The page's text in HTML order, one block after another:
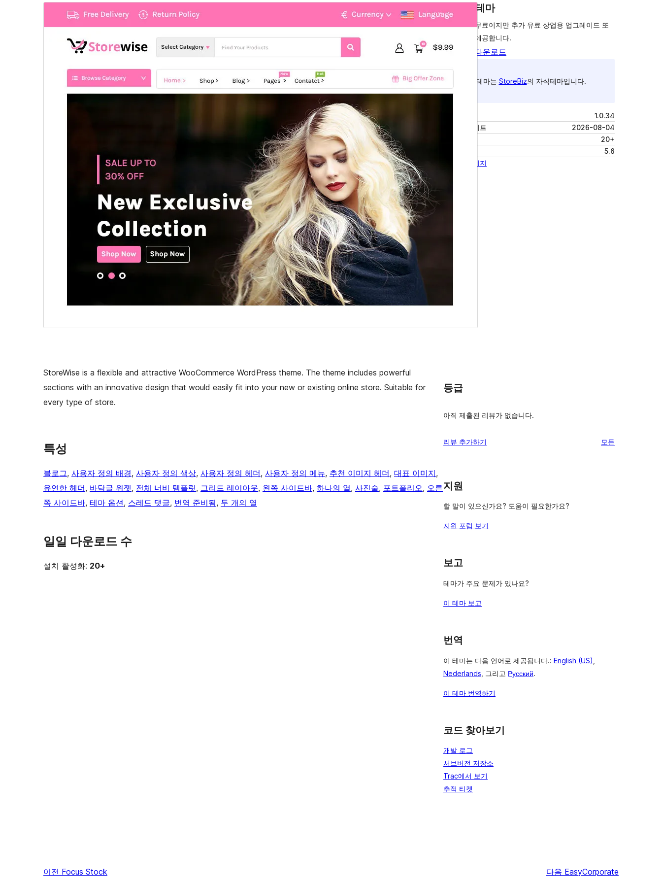
상업용 테마
이 테마는 무료이지만 추가 유료 상업용 업그레이드 또
는 지원을 제공합니다.
미리보기 다운로드
이 테마는 StoreBiz의 자식테마입니다.
1.0.34
최근 업데이트
2026-08-04
20+
5.6
테마 홈페이지
StoreWise is a flexible and attractive WooCommerce WordPress theme. The theme includes powerful
sections with an innovative design that would easily fit into your new or existing online store. Suitable for
every type of store.
특성
블로그, 사용자 정의 배경, 사용자 정의 색상, 사용자 정의 헤더, 사용자 정의 메뉴, 추천 이미지 헤더, 대표 이미지
유연한 헤더, 바닥글 위젯, 전체 너비 템플릿, 그리드 레이아웃, 왼쪽 사이드바, 하나의 열, 사진술, 포트폴리오, 오른
쪽 사이드바, 테마 옵션, 스레드 댓글, 번역 준비됨, 두 개의 열
일일 다운로드 수
설치 활성화: 20+
등급
아직 제출된 리뷰가 없습니다.
리뷰 추가하기 모든
지원
할 말이 있으신가요? 도움이 필요한가요?
지원 포럼 보기
보고
테마가 주요 문제가 있나요?
이 테마 보고
번역
이 테마는 다음 언어로 제공됩니다.: English (US)
Nederlands , 그리고 Русский.
이 테마 번역하기
코드 찾아보기
개발 로그
서브버전 저장소
Trac에서 보기
추적 티켓
이전 Focus Stock 다음 EasyCorporate